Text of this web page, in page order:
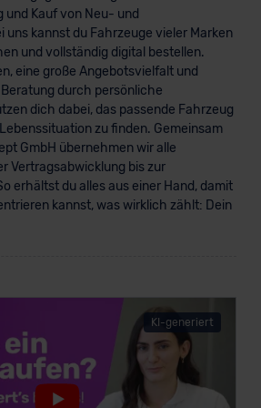
Abs. 1 DSGVO), von
(Art. 46 Abs. 2 lit. c
Sie hierzu Ihre Einwilligung freiwillig
zu den bestehenden
können Sie über den Kontakt zu
unter
anfordern.
|Impressum
und Kauf von Neu- und
uns kannst du Fahrzeuge vieler Marken
und vollständig digital bestellen.
eine große Angebotsvielfalt und
durch persönliche
dich dabei, das passende Fahrzeug
zu finden. Gemeinsam
GmbH übernehmen wir alle
Vertragsabwicklung bis zur
erhältst du alles aus einer Hand, damit
kannst, was wirklich zählt: Dein
KI-generiert